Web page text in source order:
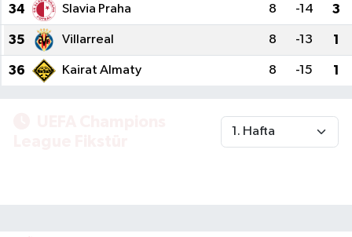
34 Slavia Praha 8 -14 3
35 Villarreal 8 -13 1
36 Kairat Almaty 8 -15 1